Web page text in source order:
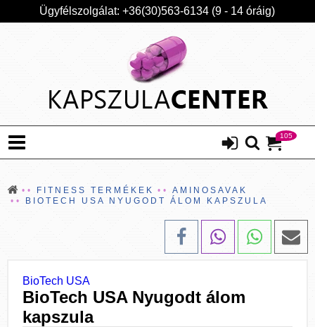
Ügyfélszolgálat: +36(30)563-6134 (9 - 14 óráig)
105
FITNESS TERMÉKEK
AMINOSAVAK
BIOTECH USA NYUGODT ÁLOM KAPSZULA
BioTech USA
BioTech USA Nyugodt álom
kapszula